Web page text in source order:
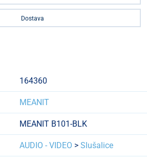
Dostava
164360
MEANIT
MEANIT B101-BLK
AUDIO - VIDEO > Slušalice